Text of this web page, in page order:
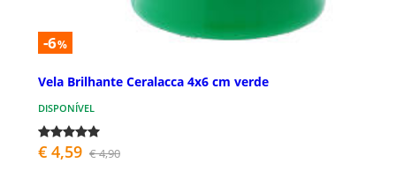
-6%
Vela Brilhante Ceralacca 4x6 cm verde
DISPONÍVEL
€ 4,59 € 4,90